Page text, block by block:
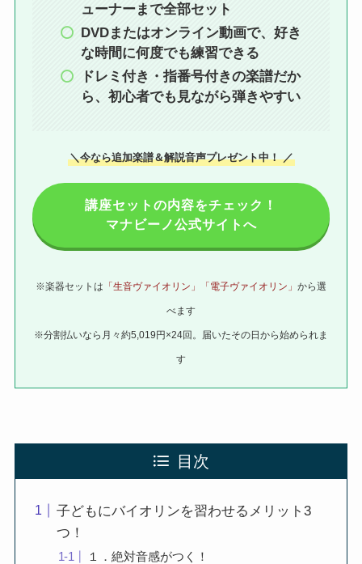
ューナーまで全部セット
DVDまたはオンライン動画で、好き
な時間に何度でも練習できる
ドレミ付き・指番号付きの楽譜だか
ら、初心者でも見ながら弾きやすい
＼今なら追加楽譜＆解説音声プレゼント中！ ／
講座セットの内容をチェック！
マナビーノ公式サイトへ
※楽器セットは 「生音ヴァイオリン」「電子ヴァイオリン」 から選
べます
※分割払いなら月々約5,019円×24回。届いたその日から始められま
す
目次
子どもにバイオリンを習わせるメリット3
つ！
１．絶対音感がつく！